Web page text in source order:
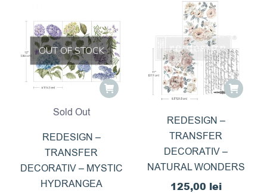
OUT OF STOCK
Sold Out
REDESIGN –
TRANSFER
DECORATIV – MYSTIC
HYDRANGEA
REDESIGN –
TRANSFER
DECORATIV –
NATURAL WONDERS
125,00 lei